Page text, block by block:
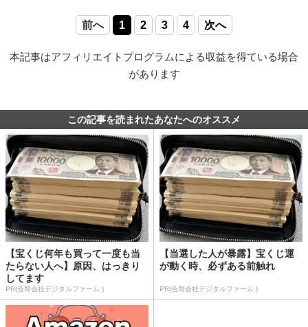
前へ 1 2 3 4 次へ
本記事はアフィリエイトプログラムによる収益を得ている場合
があります
この記事を読まれたあなたへのオススメ
【宝くじ何年も買って一度も当
たらない人へ】原因、はっきり
してます
PR(合同会社デジタルファーム )
【当選した人が暴露】宝くじ運
が動く時、必ずある前触れ
PR(合同会社デジタルファーム )